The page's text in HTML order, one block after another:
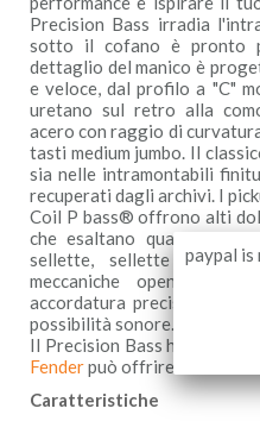
Precision Bass irradia
sotto il cofano è pronto
dettaglio del manico è
e veloce, dal profilo a "C"
uretano sul retro alla
acero con raggio di
tasti medium jumbo. Il
sia nelle intramontabili
recuperati dagli archivi. I
Coil P bass® offrono alti
che esaltano qualsiasi
sellette, sellette in
meccaniche open-gear
accordatura precisa, per
possibilità sonore. Perfetto
II Precision Bass ha
Fenderpuò offrire.
Caratteristiche
paypal is